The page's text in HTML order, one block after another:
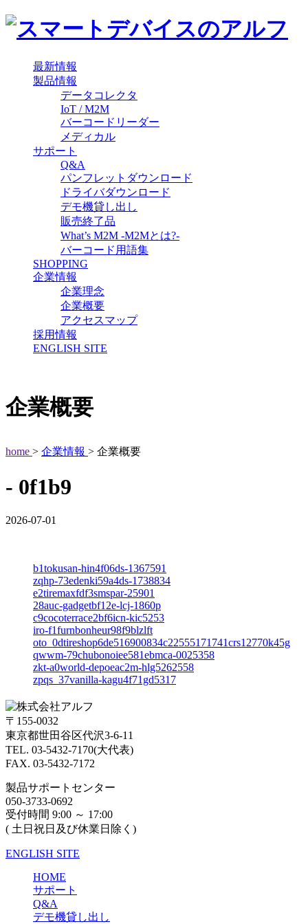
最新情報
製品情報
データコレクタ
IoT / M2M
バーコードリーダー
メディカル
サポート
Q&A
パンフレットダウンロード
ドライバダウンロード
デモ機貸し出し
販売終了品
What’s M2M -M2Mとは?-
バーコード用語集
SHOPPING
企業情報
企業理念
企業概要
アクセスマップ
採用情報
ENGLISH SITE
企業概要
home > 企業情報 > 企業概要
- 0f1b9
2026-07-01
b1tokusan-hin4f06ds-1367591
zqhp-73edenki59a4ds-1738834
e2tiremaxfdf3smspar-25901
28auc-gadgetbf12e-lcj-1860p
c9cocoterrace2bf6icn-kic5253
iro-f1furnbonheur98f9blzlft
oto_0dtireshop6de516900834c22555171741crs12770k45g
qwwm-79chubonoiee581ebmca-0025358
zkt-a0world-depoeac2m-hlg5262558
zpqs_37vanilla-kagu4f71gd5317
〒155-0032
東京都世田谷区代沢3-6-11
TEL. 03-5432-7170(大代表)
FAX. 03-5432-7172
製品サポートセンター
050-3733-0692
受付時間 9:00 ～ 17:00
( 土日祝日及び休業日除く)
ENGLISH SITE
HOME
サポート
Q&A
デモ機貸し出し